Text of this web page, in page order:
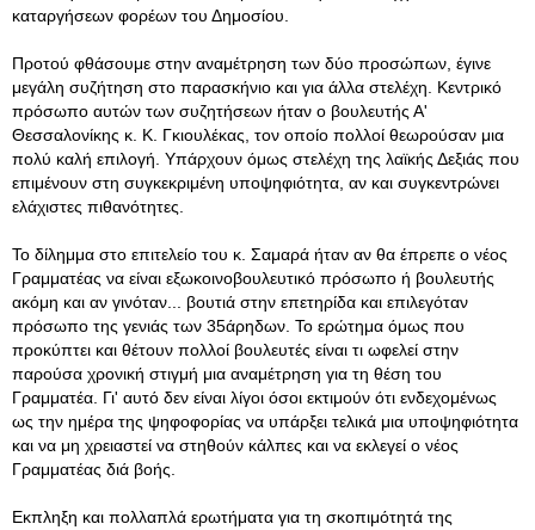
καταργήσεων φορέων του Δημοσίου.
Προτού φθάσουμε στην αναμέτρηση των δύο προσώπων, έγινε
μεγάλη συζήτηση στο παρασκήνιο και για άλλα στελέχη. Κεντρικό
πρόσωπο αυτών των συζητήσεων ήταν ο βουλευτής Α'
Θεσσαλονίκης κ. Κ. Γκιουλέκας, τον οποίο πολλοί θεωρούσαν μια
πολύ καλή επιλογή. Υπάρχουν όμως στελέχη της λαϊκής Δεξιάς που
επιμένουν στη συγκεκριμένη υποψηφιότητα, αν και συγκεντρώνει
ελάχιστες πιθανότητες.
Το δίλημμα στο επιτελείο του κ. Σαμαρά ήταν αν θα έπρεπε ο νέος
Γραμματέας να είναι εξωκοινοβουλευτικό πρόσωπο ή βουλευτής
ακόμη και αν γινόταν... βουτιά στην επετηρίδα και επιλεγόταν
πρόσωπο της γενιάς των 35άρηδων. Το ερώτημα όμως που
προκύπτει και θέτουν πολλοί βουλευτές είναι τι ωφελεί στην
παρούσα χρονική στιγμή μια αναμέτρηση για τη θέση του
Γραμματέα. Γι' αυτό δεν είναι λίγοι όσοι εκτιμούν ότι ενδεχομένως
ως την ημέρα της ψηφοφορίας να υπάρξει τελικά μια υποψηφιότητα
και να μη χρειαστεί να στηθούν κάλπες και να εκλεγεί ο νέος
Γραμματέας διά βοής.
Εκπληξη και πολλαπλά ερωτήματα για τη σκοπιμότητά της